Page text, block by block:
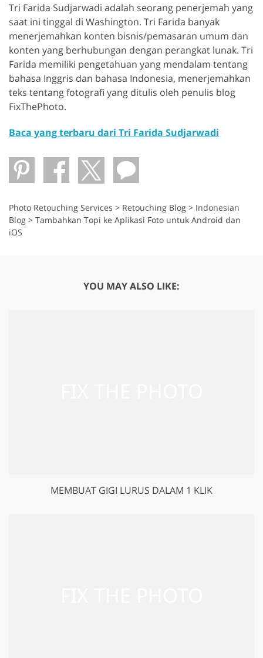
Tri Farida Sudjarwadi adalah seorang penerjemah yang
saat ini tinggal di Washington. Tri Farida banyak
menerjemahkan konten bisnis/pemasaran umum dan
konten yang berhubungan dengan perangkat lunak. Tri
Farida memiliki pengetahuan yang mendalam tentang
bahasa Inggris dan bahasa Indonesia, menerjemahkan
teks tentang fotografi yang ditulis oleh penulis blog
FixThePhoto.
Baca yang terbaru dari Tri Farida Sudjarwadi
Photo Retouching Services > Retouching Blog > Indonesian
Blog > Tambahkan Topi ke Aplikasi Foto untuk Android dan
iOS
YOU MAY ALSO LIKE:
MEMBUAT GIGI LURUS DALAM 1 KLIK